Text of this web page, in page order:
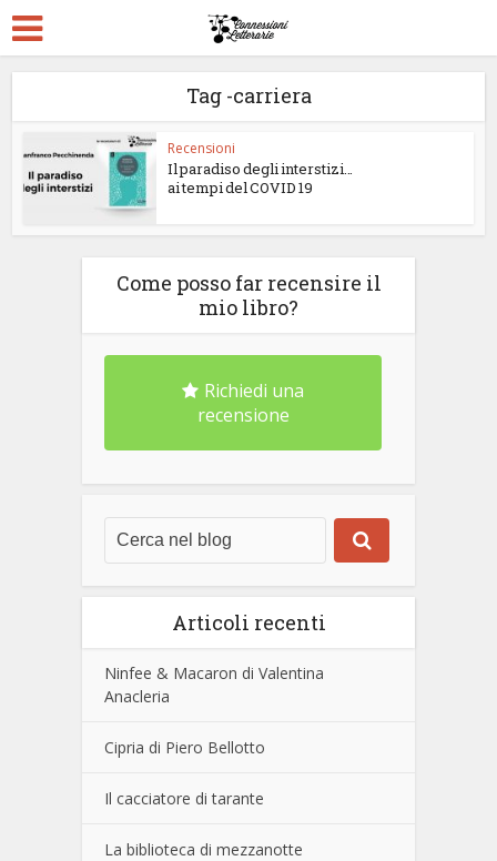
Tag -carriera
Recensioni
Il paradiso degli interstizi…
ai tempi del COVID 19
Come posso far recensire il
mio libro?
Richiedi una
recensione
Articoli recenti
Ninfee & Macaron di Valentina
Anacleria
Cipria di Piero Bellotto
Il cacciatore di tarante
La biblioteca di mezzanotte